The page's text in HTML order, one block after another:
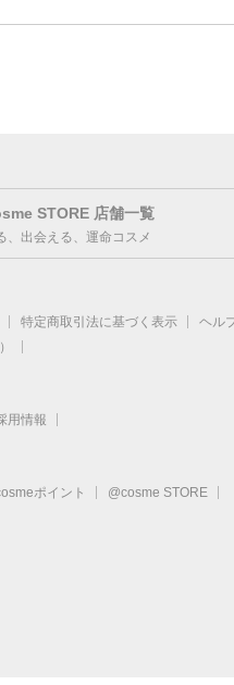
STORE 店舗一覧
、出会える、運命コスメ
特定商取引法に基づく表示
ヘル
用情報
ポイント
@cosme STORE